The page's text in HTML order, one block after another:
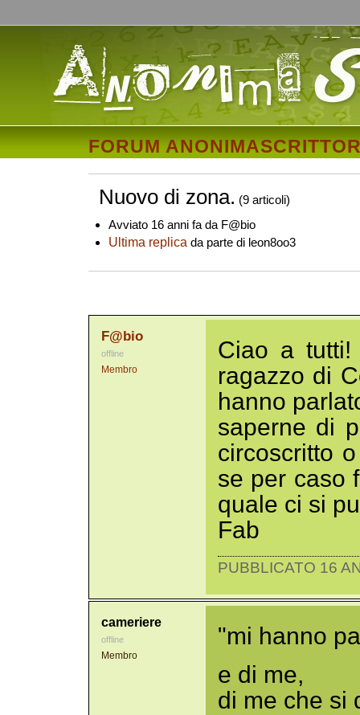
FORUM
Nuovo di zona. (9 articoli)
Avviato 16 anni fa da F@bio
Ultima replica da parte di leon8oo3
F@bio
offline
Membro
Ciao a
ragazzo di
hanno
saperne di
circoscritto
se per caso
quale ci si
Fab
PUBBLICATO 16
cameriere
offline
Membro
"mi hanno
e di me,
di me che si